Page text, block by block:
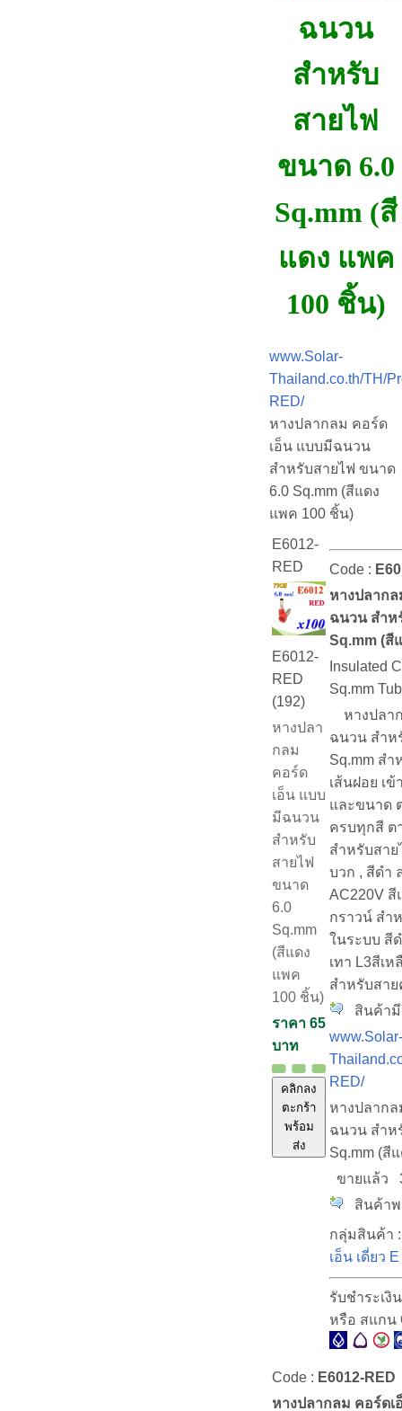
ฉนวน
สำหรับ
สายไฟ
ขนาด 6.0
Sq.mm (สี
แดง แพค
100 ชิ้น)
www.Solar-
Thailand.co.th/TH/
RED/
หางปลากลม คอร์ด
เอ็น แบบมีฉนวน
สำหรับสายไฟ ขนาด
6.0 Sq.mm (สีแดง
แพค 100 ชิ้น)
E6012-
RED
E6012-
RED
(192)
หางปลา
กลม
คอร์ด
เอ็น แบบ
มีฉนวน
สำหรับ
สายไฟ
ขนาด
6.0
Sq.mm
(สีแดง
แพค
100 ชิ้น)
ราคา 65
บาท
คลิกลง
ตะกร้า
พร้อม
ส่ง
Code :
หางปลาก
ฉนวน สำห
Sq.mm (สี
Insulated
Sq.mm
หางปลา
ฉนวน สำห
Sq.mm ส
เส้นฝอย เข้
และขนาด
ครบทุกสี ต
สำหรับสาย
บวก , สีดำ
AC220V สี
กราวน์ สำ
ในระบบ สี
เทา L3สีเ
สำหรับสา
สินค้ามี
www.Solar-
RED/
หางปลาก
ฉนวน สำห
Sq.mm (สี
ขายแล้ว
สินค้าพ
กลุ่มสินค้า
เอ็น เดี่ยว E
รับชำระเงิ
หรือ สแกน
Code : E6012-RED
หางปลากลม คอร์ดเ